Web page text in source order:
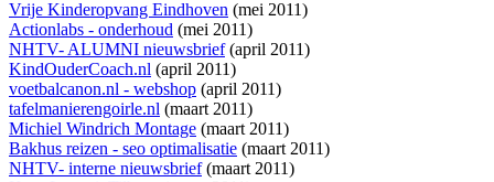
Vrije Kinderopvang Eindhoven (mei 2011)
Actionlabs - onderhoud (mei 2011)
NHTV- ALUMNI nieuwsbrief(april 2011)
KindOuderCoach.nl (april 2011)
voetbalcanon.nl - webshop (april 2011)
tafelmanierengoirle.nl (maart 2011)
Michiel Windrich Montage (maart 2011)
Bakhus reizen - seo optimalisatie (maart 2011)
NHTV- interne nieuwsbrief(maart 2011)